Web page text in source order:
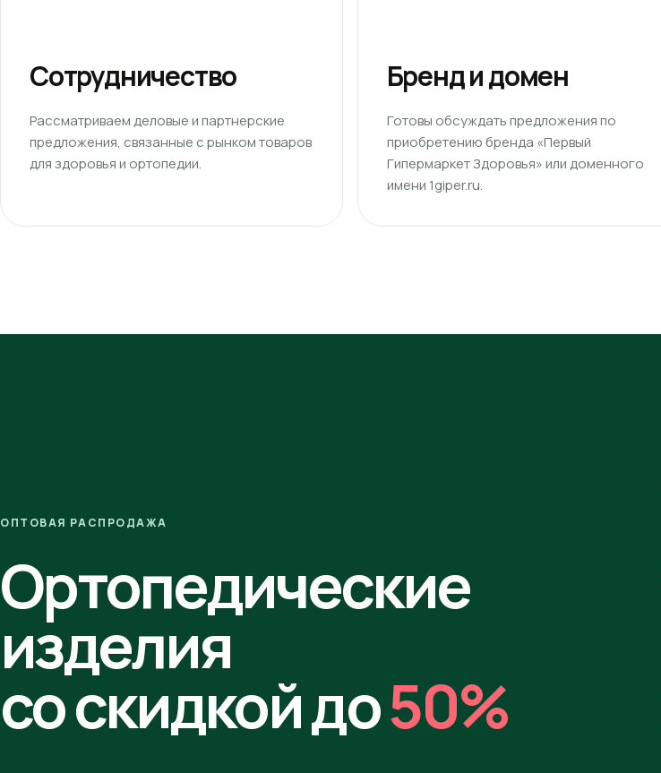
Сотрудничество
Рассматриваем деловые и партнерские
предложения, связанные с рынком товаров
для здоровья и ортопедии.
Бренд и домен
Готовы обсуждать предложения по
приобретению бренда «Первый
Гипермаркет Здоровья» или доменного
имени 1giper.ru.
ОПТОВАЯ РАСПРОДАЖА
Ортопедические
изделия
со скидкой до50%